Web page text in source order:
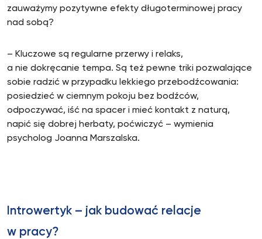
zauważymy pozytywne efekty długoterminowej pracy
nad sobą?
– Kluczowe są regularne przerwy i relaks,
a nie dokręcanie tempa. Są też pewne triki pozwalające
sobie radzić w przypadku lekkiego przebodźcowania:
posiedzieć w ciemnym pokoju bez bodźców,
odpoczywać, iść na spacer i mieć kontakt z naturą,
napić się dobrej herbaty, poćwiczyć – wymienia
psycholog Joanna Marszalska.
Introwertyk – jak budować relacje
w pracy?